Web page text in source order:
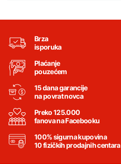
Brza
isporuka
Plaćanje
pouzećem
15 dana garancije
na povrat novca
Preko 125.000
fanova na Facebooku
100% sigurna kupovina
10 fizičkih prodajnih centara